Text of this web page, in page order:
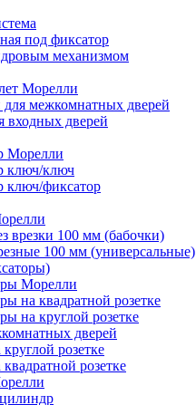
под фиксатор
механизмом
Морелли
межкомнатных дверей
входных дверей
Морелли
ключ/ключ
ключ/фиксатор
врезки 100 мм (бабочки)
100 мм (универсальные)
Морелли
на квадратной розетке
на круглой розетке
дверей
розетке
розетке